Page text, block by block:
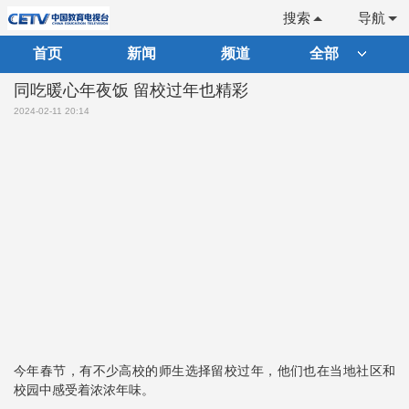
导航
搜索
首页 新闻 频道 全部
同吃暖心年夜饭 留校过年也精彩
2024-02-11 20:14
今年春节，有不少高校的师生选择留校过年，他们也在当地社区和
校园中感受着浓浓年味。